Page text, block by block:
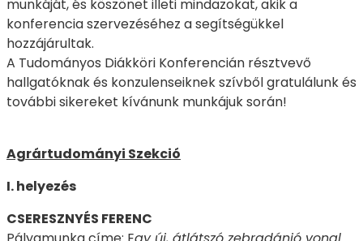
munkáját, és köszönet illeti mindazokat, akik a
konferencia szervezéséhez a segítségükkel
hozzájárultak.
A Tudományos Diákköri Konferencián résztvevő
hallgatóknak és konzulenseiknek szívből gratulálunk és
további sikereket kívánunk munkájuk során!
Agrártudományi Szekció
I. helyezés
CSERESZNYÉS FERENC